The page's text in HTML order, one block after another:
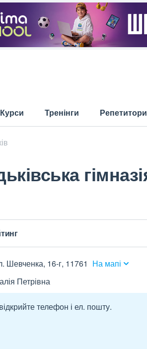
Курси Тренінги Репетитори
Шевченка, 16-г, 11761 На мапі
Петрівна
телефон і ел. пошту.